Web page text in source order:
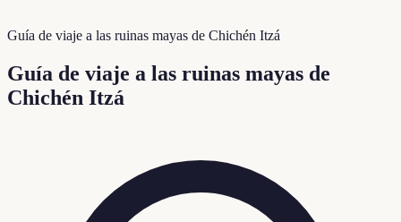
Guía de viaje a las ruinas mayas de Chichén Itzá
Guía de viaje a las ruinas mayas de
Chichén Itzá